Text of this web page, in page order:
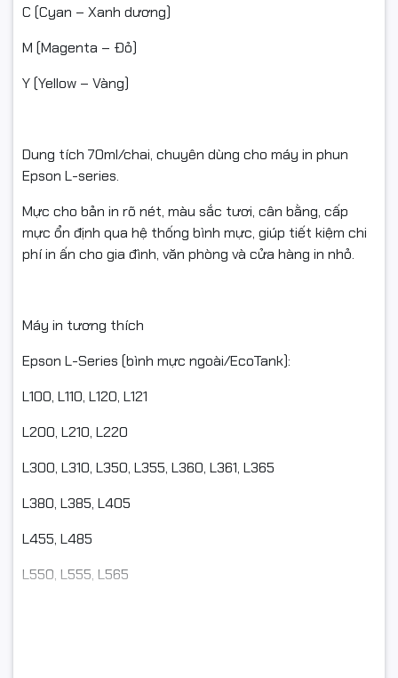
C (Cyan – Xanh dương)
M (Magenta – Đỏ)
Y (Yellow – Vàng)
Dung tích 70ml/chai, chuyên dùng cho máy in phun
Epson L-series.
Mực cho bản in rõ nét, màu sắc tươi, cân bằng, cấp
mực ổn định qua hệ thống bình mực, giúp tiết kiệm chi
phí in ấn cho gia đình, văn phòng và cửa hàng in nhỏ.
Máy in tương thích
Epson L-Series (bình mực ngoài/EcoTank):
L100, L110, L120, L121
L200, L210, L220
L300, L310, L350, L355, L360, L361, L365
L380, L385, L405
L455, L485
L550, L555, L565
theo quy định của sàn/shop.
Không hỗ trợ đổi/hoàn nếu:
Bao bì/tem nhãn rách nát, bẩn, không còn nguyên vẹn.
Không có video mở gói khi khiếu nại hàng vỡ/hư do vận
chuyển.
#muc664nhapkhau#muc664BK #mucden#muc664C
#EpsonL1300
#MucInGiaDinh #MucInVanPhong #FullVAT
#NgocThoComputer